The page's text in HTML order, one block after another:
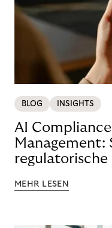
BLOG INSIGHTS
AI
Management:
MEHR LESEN